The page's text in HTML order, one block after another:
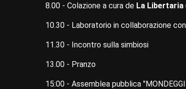
8.00 - Colazione a cura de La Libertaria
10.30 - Laboratorio in collaborazione con
11.30 - Incontro sulla simbiosi
13.00 - Pranzo
15:00 - Assemblea pubblica "MONDEGGI